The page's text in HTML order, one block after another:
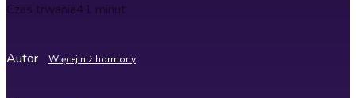
Czas trwania41 minut
Autor Więcej niż hormony